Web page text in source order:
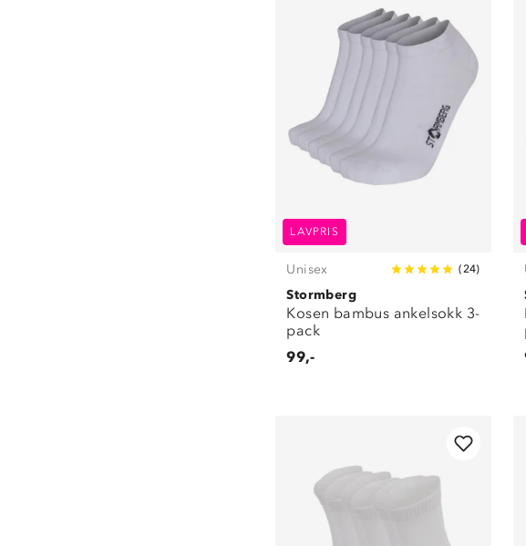
LAVPRIS
Unisex (24)
Stormberg
Kosen bambus ankelsokk 3-
pack
99,-